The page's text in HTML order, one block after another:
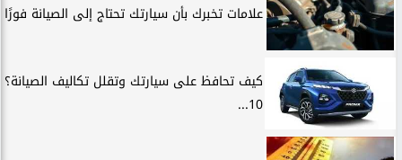
علامات تخبرك بأن سيارتك تحتاج إلى الصيانة فورًا
كيف تحافظ على سيارتك وتقلل تكاليف الصيانة؟
10...